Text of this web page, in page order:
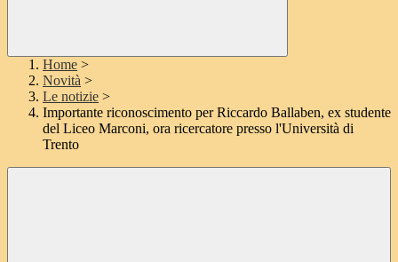
Home >
Novità >
Le notizie >
Importante riconoscimento per Riccardo Ballaben, ex studente
del Liceo Marconi, ora ricercatore presso l'Università di
Trento